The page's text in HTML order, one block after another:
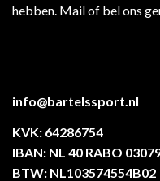
hebben. Mail of bel ons
info@bartelssport.nl
KVK: 64286754
IBAN: NL 40 RABO
BTW: NL103574554B02